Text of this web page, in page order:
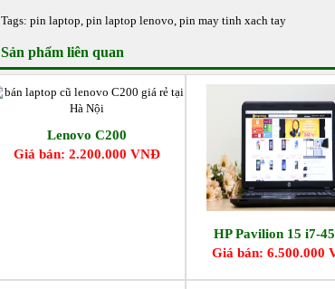
Tags:pin laptop,pin laptop lenovo,pin may tinh xach tay
Sản phẩm liên quan
Lenovo C200
Giá bán: 2.200.000 VNĐ
HP Pavilion 15 i7-
Giá bán: 6.500.000